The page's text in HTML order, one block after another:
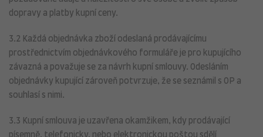
dopravy a platby kupní ceny.
3.2 Každá objednávka zboží odeslaná prodávajícímu
prostřednictvím objednávkového formuláře je pro kupujícího
závazná a považuje se za návrh kupní smlouvy. Odesláním
objednávky kupující zároveň potvrzuje, že se seznámil s OP a
souhlasí s nimi.
3.3 Kupní smlouva je uzavřena okamžikem, kdy prodávající
písemně, telefonicky, nebo elektronickou poštou sdělí